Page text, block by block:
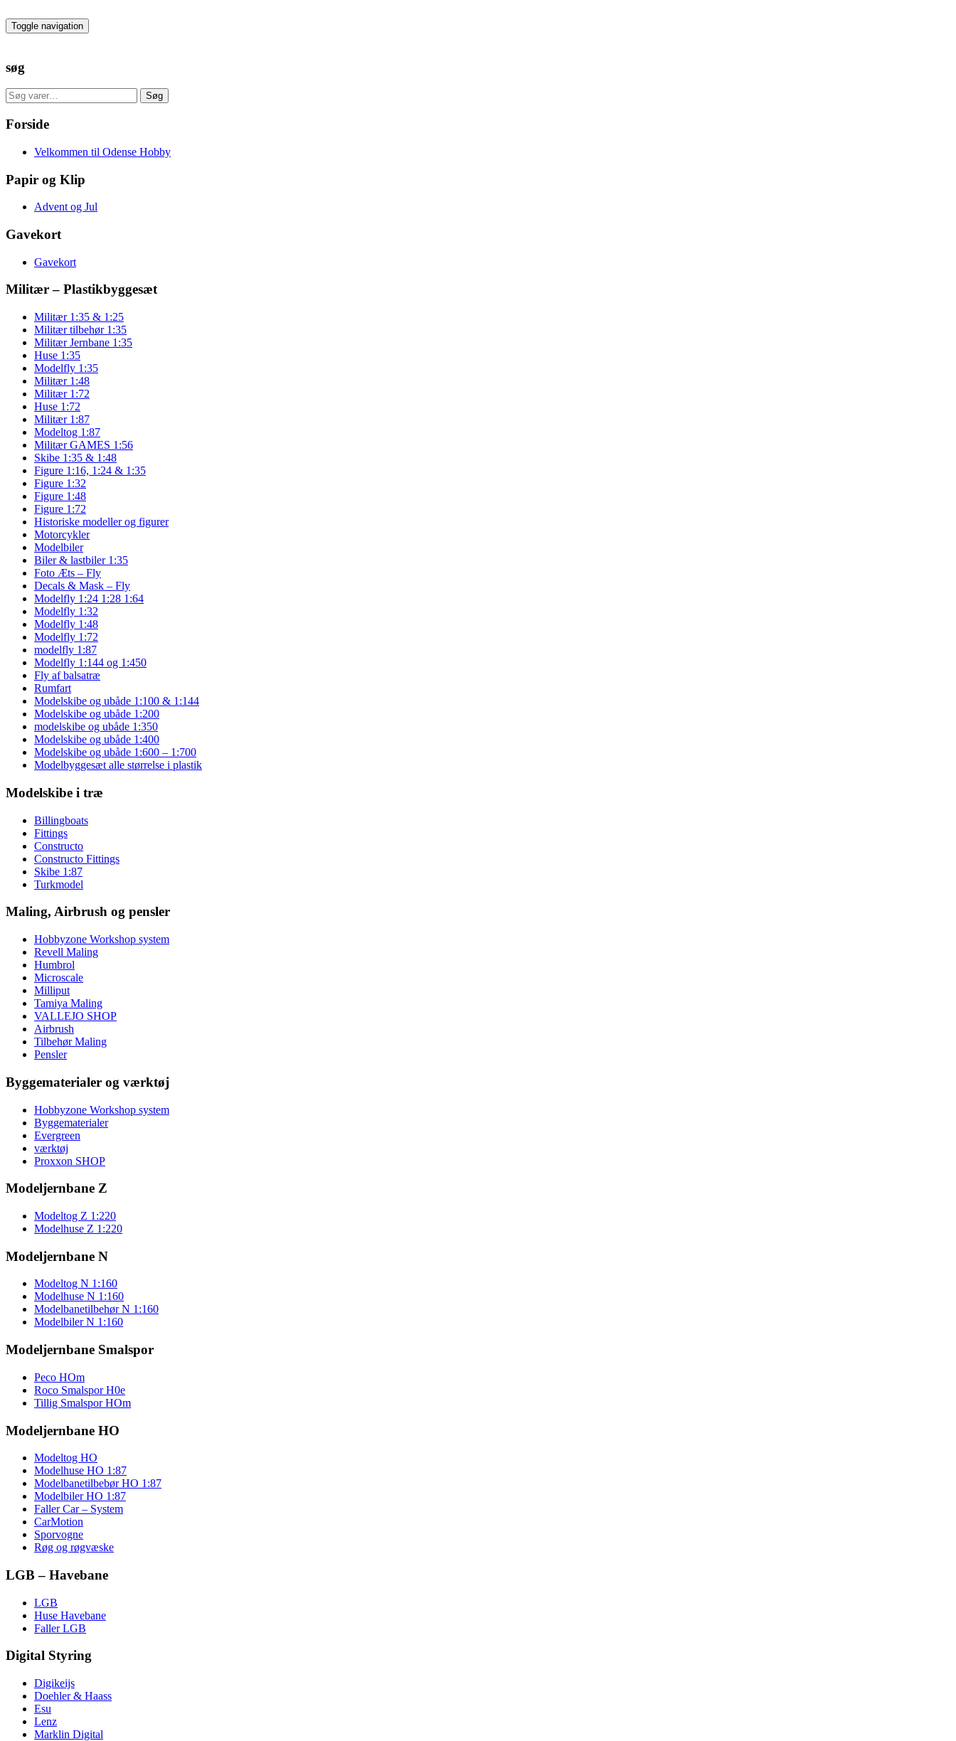
to
the
Toggle navigation
søg
Søg
efter:
Søg
Forside
Velkommen til Odense Hobby
Papir og Klip
Advent og Jul
Gavekort
Gavekort
Militær – Plastikbyggesæt
Militær 1:35 & 1:25
Militær tilbehør 1:35
Militær Jernbane 1:35
Huse 1:35
Modelfly 1:35
Militær 1:48
Militær 1:72
Huse 1:72
Militær 1:87
Modeltog 1:87
Militær GAMES 1:56
Skibe 1:35 & 1:48
Figure 1:16, 1:24 & 1:35
Figure 1:32
Figure 1:48
Figure 1:72
Historiske modeller og figurer
Motorcykler
Modelbiler
Biler & lastbiler 1:35
Foto Æts – Fly
Decals & Mask – Fly
Modelfly 1:24 1:28 1:64
Modelfly 1:32
Modelfly 1:48
Modelfly 1:72
modelfly 1:87
Modelfly 1:144 og 1:450
Fly af balsatræ
Rumfart
Modelskibe og ubåde 1:100 & 1:144
Modelskibe og ubåde 1:200
modelskibe og ubåde 1:350
Modelskibe og ubåde 1:400
Modelskibe og ubåde 1:600 – 1:700
Modelbyggesæt alle størrelse i plastik
Modelskibe i træ
Billingboats
Fittings
Constructo
Constructo Fittings
Skibe 1:87
Turkmodel
Maling, Airbrush og pensler
Hobbyzone Workshop system
Revell Maling
Humbrol
Microscale
Milliput
Tamiya Maling
VALLEJO SHOP
Airbrush
Tilbehør Maling
Pensler
Byggematerialer og værktøj
Hobbyzone Workshop system
Byggematerialer
Evergreen
værktøj
Proxxon SHOP
Modeljernbane Z
Modeltog Z 1:220
Modelhuse Z 1:220
Modeljernbane N
Modeltog N 1:160
Modelhuse N 1:160
Modelbanetilbehør N 1:160
Modelbiler N 1:160
Modeljernbane Smalspor
Peco HOm
Roco Smalspor H0e
Tillig Smalspor HOm
Modeljernbane HO
Modeltog HO
Modelhuse HO 1:87
Modelbanetilbebør HO 1:87
Modelbiler HO 1:87
Faller Car – System
CarMotion
Sporvogne
Røg og røgvæske
LGB – Havebane
LGB
Huse Havebane
Faller LGB
Digital Styring
Digikeijs
Doehler & Haass
Esu
Lenz
Marklin Digital